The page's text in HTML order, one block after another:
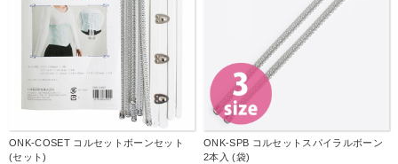
ONK-COSET コルセットボーンセット
(セット)
ONK-SPB コルセットスパイラルボーン
2本入 (袋)